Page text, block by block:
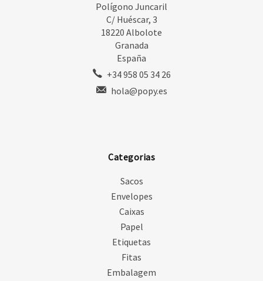
Polígono Juncaril
C/ Huéscar, 3
18220 Albolote
Granada
España
+34 958 05 34 26
hola@popy.es
Categorias
Sacos
Envelopes
Caixas
Papel
Etiquetas
Fitas
Embalagem